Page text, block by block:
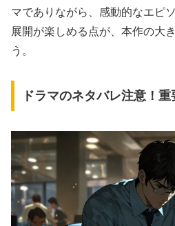
マでありながら、感動的なエピ
展開が楽しめる点が、本作の大
う。
ドラマのネタバレ注意！